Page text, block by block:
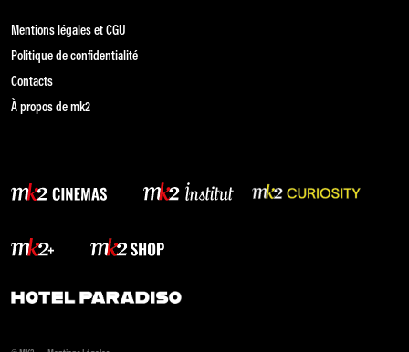
Mentions légales et CGU
Politique de confidentialité
Contacts
À propos de mk2